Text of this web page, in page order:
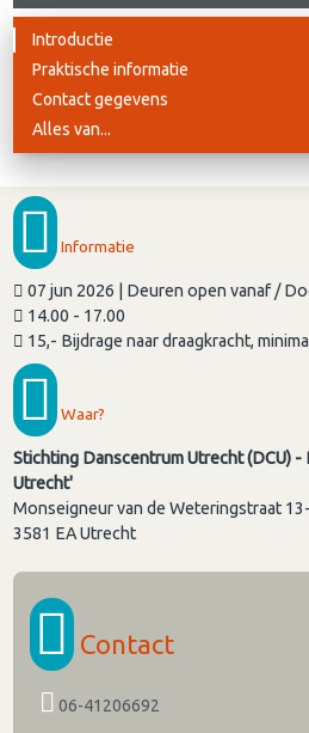
Introductie
Praktische informatie
Contact gegevens
Alles van...
Informatie
07 jun 2026 | Deuren open vanaf /
14.00 - 17.00
15,- Bijdrage naar draagkracht,
Waar?
Stichting Danscentrum Utrecht (DCU)
Utrecht'
Monseigneur van de Weteringstraat
3581 EAUtrecht
Contact
06-41206692